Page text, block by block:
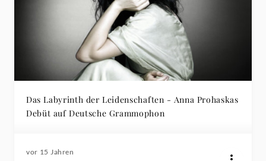
Das Labyrinth der Leidenschaften - Anna Prohaskas
Debüt auf Deutsche Grammophon
vor 15 Jahren